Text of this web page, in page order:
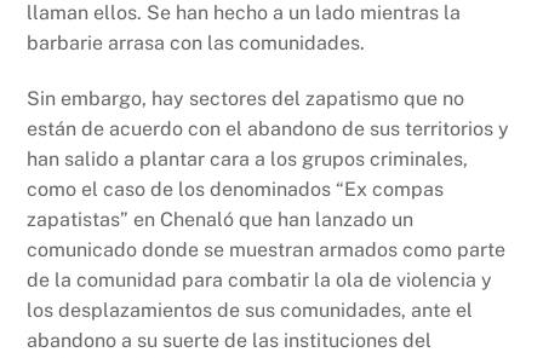
llaman ellos. Se han hecho a un lado mientras la
barbarie arrasa con las comunidades.
Sin embargo, hay sectores del zapatismo que no
están de acuerdo con el abandono de sus territorios y
han salido a plantar cara a los grupos criminales,
como el caso de los denominados “Ex compas
zapatistas” en Chenaló que han lanzado un
comunicado donde se muestran armados como parte
de la comunidad para combatir la ola de violencia y
los desplazamientos de sus comunidades, ante el
abandono a su suerte de las instituciones del